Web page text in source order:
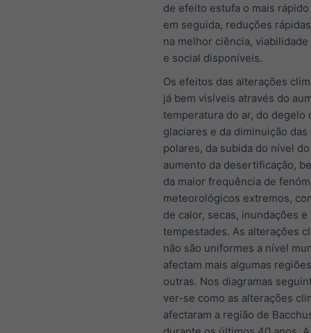
de efeito estufa o mais
em seguida, reduções
na melhor ciência,
e social disponíveis.
Os efeitos das alterações
já bem visíveis através do
temperatura do ar, do degelo
glaciares e da diminuição das
polares, da subida do nível
aumento da desertificação,
da maior frequência de
meteorológicos extremos,
de calor, secas, inundações e
tempestades. As alterações
não são uniformes a nível
afectam mais algumas
outras. Nos diagramas
ver-se como as alterações
afectaram a região de